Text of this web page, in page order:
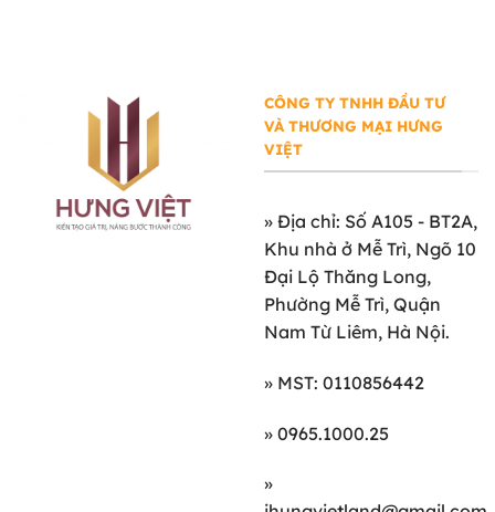
CÔNG TY TNHH ĐẦU TƯ
VÀ THƯƠNG MẠI HƯNG
VIỆT
» Địa chỉ: Số A105 - BT2A,
Khu nhà ở Mễ Trì, Ngõ 10
Đại Lộ Thăng Long,
Phường Mễ Trì, Quận
Nam Từ Liêm, Hà Nội.
» MST: 0110856442
» 0965.1000.25
»